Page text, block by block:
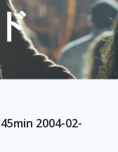
2004-02-